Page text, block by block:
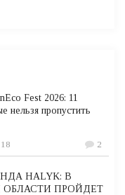
Fest 2026: 11
нельзя пропустить
2
HALYK: В
ПРОЙДЕТ